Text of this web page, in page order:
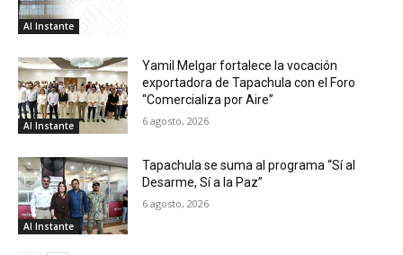
Al Instante
Al Instante
Yamil Melgar fortalece la vocación
exportadora de Tapachula con el Foro
“Comercializa por Aire”
6 agosto, 2026
Al Instante
Tapachula se suma al programa “Sí al
Desarme, Sí a la Paz”
6 agosto, 2026